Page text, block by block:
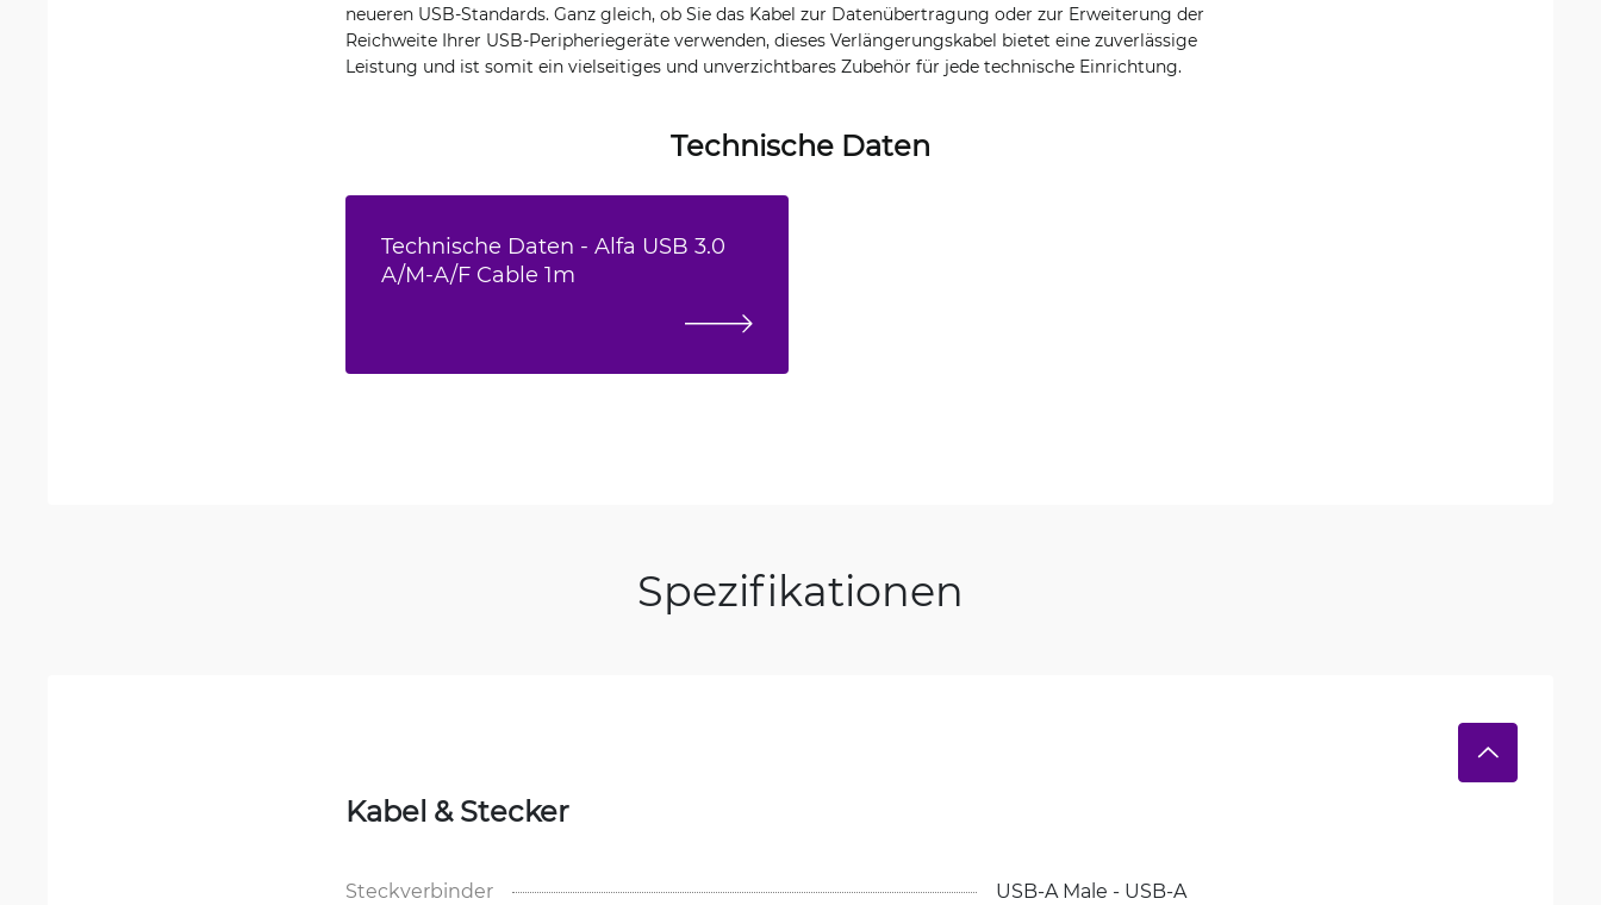
neueren USB-Standards. Ganz gleich, ob Sie das Kabel zur Datenübertragung oder zur Erweiterung der
Reichweite Ihrer USB-Peripheriegeräte verwenden, dieses Verlängerungskabel bietet eine zuverlässige
Leistung und ist somit ein vielseitiges und unverzichtbares Zubehör für jede technische Einrichtung.
Technische Daten
Technische Daten - Alfa USB 3.0
A/M-A/F Cable 1m
Spezifikationen
Kabel & Stecker
Steckverbinder
USB-A Male - USB-A